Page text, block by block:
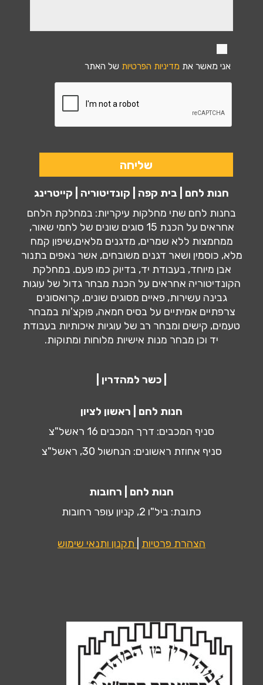
אני מאשר את מדיניות הפרטיות של האתר
חנות לחם | בית קפה | קונדיטוריה | קייטרינג
בחנות לחם שתי מחלקות עיקריות: במחלקת הלחם
אחראים על הכנת 15 סוגים שונים של לחמי שאור,
ממחמצות ללא שמרים, מדגנים מלאים,שיפון קמח
מלא, כוסמין ושאר דגנים משובחים, אשר נאפים בתנור
אבן מיוחד, בעבודת יד, בדיוק כמו פעם. במחלקת
הקונדיטוריה אחראים על הכנת מבחר גדול של עוגות
גבינה עשירות, פאיים מסוגים שונים, קרואסונים
צרפתיים אמיתיים על בסיס חמאה, פוקצ'ות במבחר
טעמים, קישים ומבחר רב של עוגיות איכותיות בעבודת
יד וכן מבחר מנות אישיות מלוחות ומתוקות.
| כשר למהדרין |
חנות לחם | ראשון לציון
סניף המכבים: דרך המכבים 16 ראשל"צ
סניף אחוזת ראשונים: הנחשול 30, ראשל"צ
חנות לחם | רחובות
כתובת: ביל"ו 2, קניון עופר רחובות
הצהרת פרטיות תקנון ותנאי שימוש